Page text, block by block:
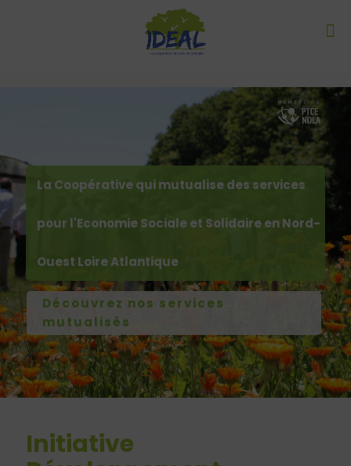
La Coopérative qui mutualise des services
pour l'Economie Sociale et Solidaire en Nord-
Ouest Loire Atlantique
Découvrez nos services
mutualisés
Initiative